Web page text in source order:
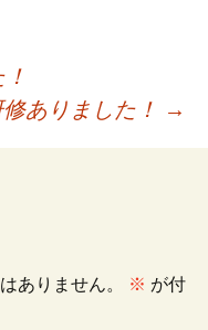
ありました！
→
ありません。 ※ が付